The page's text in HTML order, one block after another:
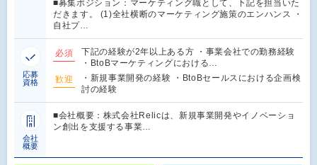
■募集ポジション：マーケティング職として、下記を担当いた
だきます。 (1)全社横断のマーケティング施策のエンハンス ・
自社プ…
応募
資格
必須
下記の経験が2年以上ある方 ・事業会社での勤務経験
・BtoBマーケティングにおける…
歓迎
・新規事業開発の経験 ・BtoBセールスにおける企画検
討の経験
会社
概要
■会社概要：株式会社Relicは、新規事業開発やイノベーショ
ン創出を支援する事業…